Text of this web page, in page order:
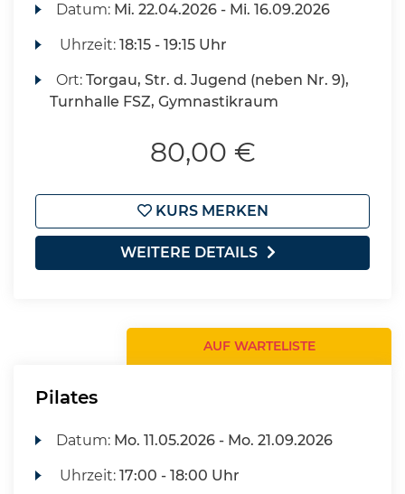
Datum: Mi. 22.04.2026 - Mi. 16.09.2026
Uhrzeit:18:15 - 19:15 Uhr
Ort:Torgau, Str. d. Jugend (neben Nr. 9),
Turnhalle FSZ, Gymnastikraum
80,00 €
KURS MERKEN
WEITERE DETAILS
AUF WARTELISTE
Pilates
Datum: Mo. 11.05.2026 - Mo. 21.09.2026
Uhrzeit:17:00 - 18:00 Uhr